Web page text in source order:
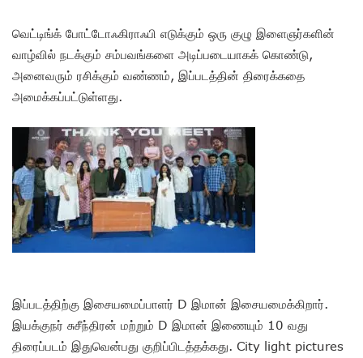
வெட்டிங்க் போட்டோஃகிராஃபி எடுக்கும் ஒரு குழு இளைஞர்களின்
வாழ்வில் நடக்கும் சம்பவங்களை அடிப்படையாகக் கொண்டு,
அனைவரும் ரசிக்கும் வண்ணம், இப்படத்தின் திரைக்கதை
அமைக்கப்பட்டுள்ளது.
இப்படத்திற்கு இசையமைப்பாளர் D இமான் இசையமைக்கிறார்.
இயக்குநர் சுசீந்திரன் மற்றும் D இமான் இணையும் 10 வது
திரைப்படம் இதுவென்பது குறிப்பிடத்தக்கது. City light pictures